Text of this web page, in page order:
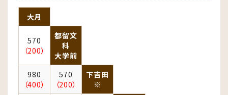
大月
570
（200）
都留文
科
大学前
980
（400）
570
（200）
下吉田
※